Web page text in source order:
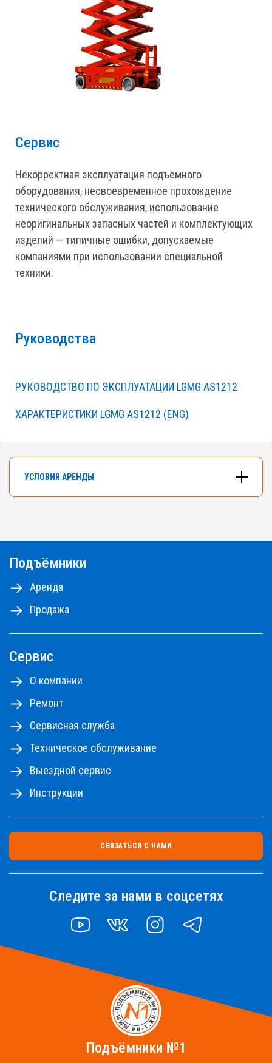
Сервис
Некорректная эксплуатация подъемного
оборудования, несвоевременное прохождение
технического обслуживания, использование
неоригинальных запасных частей и комплектующих
изделий — типичные ошибки, допускаемые
компаниями при использовании специальной
техники.
Руководства
РУКОВОДСТВО ПО ЭКСПЛУАТАЦИИ LGMG AS1212
ХАРАКТЕРИСТИКИ LGMG AS1212 (ENG)
УСЛОВИЯ АРЕНДЫ
Самоходные ножничные подъемники с высотой
подъемники - до 48м.
ПРАЙС-ЛИСТ НА РЕМОНТНЫЕ РАБОТЫ
Подъёмники
Аренда
Продажа
Сервис
О компании
Ремонт
Сервисная служба
Техническое обслуживание
Выездной сервис
Инструкции
СВЯЗАТЬСЯ С НАМИ
Следите за нами в соцсетях
YOUTUBE VK INSTAGRAMTELEGRAM
Подъёмники №1